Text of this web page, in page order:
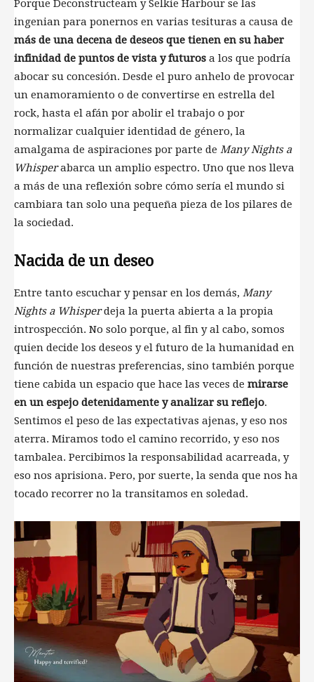
Porque Deconstructeam y Selkie Harbour se las
ingenian para ponernos en varias tesituras a causa de
más de una decena de deseos que tienen en su haber
infinidad de puntos de vista y futuros a los que podría
abocar su concesión. Desde el puro anhelo de provocar
un enamoramiento o de convertirse en estrella del
rock, hasta el afán por abolir el trabajo o por
normalizar cualquier identidad de género, la
amalgama de aspiraciones por parte de Many Nights a
Whisperabarca un amplio espectro. Uno que nos lleva
a más de una reflexión sobre cómo sería el mundo si
cambiara tan solo una pequeña pieza de los pilares de
la sociedad.
Nacida de un deseo
Entre tanto escuchar y pensar en los demás, Many
Nights a Whisperdeja la puerta abierta a la propia
introspección. No solo porque, al fin y al cabo, somos
quien decide los deseos y el futuro de la humanidad en
función de nuestras preferencias, sino también porque
tiene cabida un espacio que hace las veces de mirarse
en un espejo detenidamente y analizar su reflejo.
Sentimos el peso de las expectativas ajenas, y eso nos
aterra. Miramos todo el camino recorrido, y eso nos
tambalea. Percibimos la responsabilidad acarreada, y
eso nos aprisiona. Pero, por suerte, la senda que nos ha
tocado recorrer no la transitamos en soledad.